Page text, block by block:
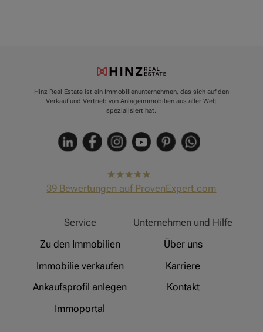
Hinz Real Estate ist ein Immobilienunternehmen, das sich auf den
Verkauf und Vertrieb von Anlageimmobilien aus aller Welt
spezialisiert hat.
hat4,91
von5
39 Bewertungen auf ProvenExpert.com
Service
Zu den Immobilien
Immobilie verkaufen
Ankaufsprofil anlegen
Immoportal
Unternehmen und Hilfe
Über uns
Karriere
Kontakt